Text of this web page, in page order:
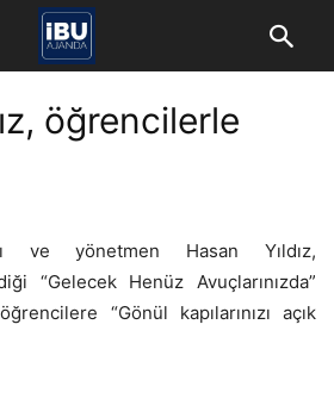
öğrencilerle
ve yönetmen Hasan Yıldız,
“Gelecek Henüz Avuçlarınızda”
“Gönül kapılarınızı açık